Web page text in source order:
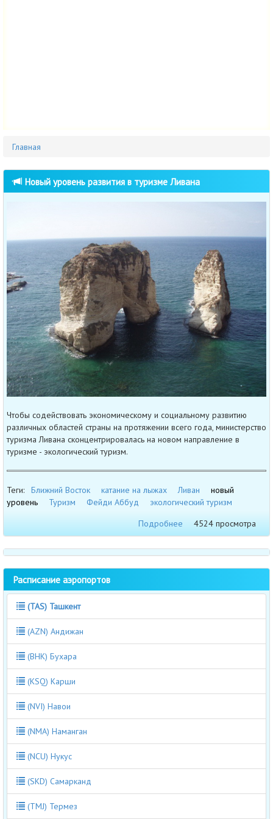
Главная
Новый уровень развития в туризме Ливана
Чтобы содействовать экономическому и социальному развитию
различных областей страны на протяжении всего года, министерство
туризма Ливана сконцентрировалась на новом направление в
туризме - экологический туризм.
Теги: Ближний Восток катание на лыжах Ливан
новый
уровень
Туризм Фейди Аббуд
экологический туризм
Подробнее
4524 просмотра
Расписание аэропортов
(TAS) Ташкент
(AZN) Андижан
(BHK) Бухара
(KSQ) Карши
(NVI) Навои
(NMA) Наманган
(NCU) Нукус
(SKD) Самарканд
(TMJ) Термез